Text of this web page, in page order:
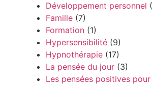
Développement personnel
Famille (7)
Formation (1)
Hypersensibilité (9)
Hypnothérapie (17)
La pensée du jour (3)
Les pensées positives